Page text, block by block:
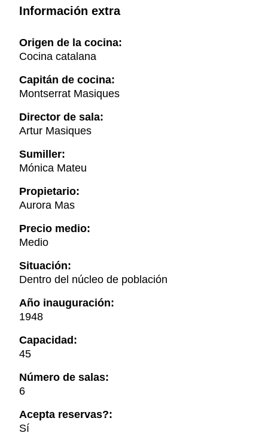
Información extra
Origen de la cocina:
Cocina catalana
Capitán de cocina:
Montserrat Masiques
Director de sala:
Artur Masiques
Sumiller:
Mónica Mateu
Propietario:
Aurora Mas
Precio medio:
Medio
Situación:
Dentro del núcleo de población
Año inauguración:
1948
Capacidad:
45
Número de salas:
6
Acepta reservas?:
Sí